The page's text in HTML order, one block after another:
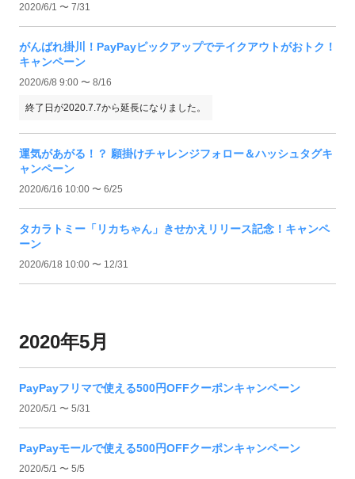
2020/6/1 〜 7/31
がんばれ掛川！PayPayピックアップでテイクアウトがおトク！
キャンペーン
2020/6/8 9:00 〜 8/16
終了日が2020.7.7から延長になりました。
運気があがる！？ 願掛けチャレンジフォロー＆ハッシュタグキ
ャンペーン
2020/6/16 10:00 〜 6/25
タカラトミー「リカちゃん」きせかえリリース記念！キャンペ
ーン
2020/6/18 10:00 〜 12/31
2020年5月
PayPayフリマで使える500円OFFクーポンキャンペーン
2020/5/1 〜 5/31
PayPayモールで使える500円OFFクーポンキャンペーン
2020/5/1 〜 5/5